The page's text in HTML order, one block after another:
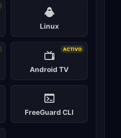
Linux
Android TV
ACTIVO
FreeGuard CLI